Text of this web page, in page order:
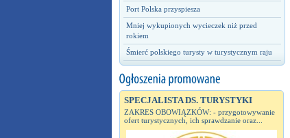
Port Polska przyspiesza
Mniej wykupionych wycieczek niż przed
rokiem
Śmierć polskiego turysty w turystycznym raju
SPECJALISTA DS. TURYSTYKI
ZAKRES OBOWIĄZKÓW: - przygotowywanie
ofert turystycznych, ich sprawdzanie oraz...